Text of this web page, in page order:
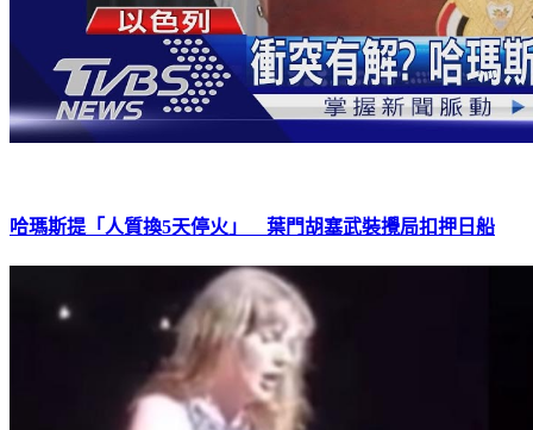
哈瑪斯提「人質換5天停火」 葉門胡塞武裝攪局扣押日船